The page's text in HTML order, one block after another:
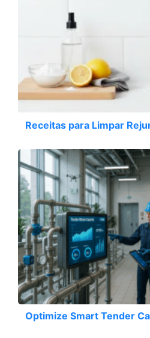
Receitas para Limpar
Optimize Smart Tender